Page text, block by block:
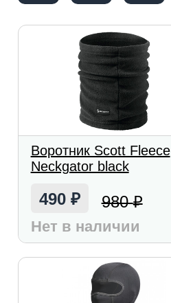
Воротник Scott Fleece
Neckgator black
490 ₽ 980₽
Нет в наличии